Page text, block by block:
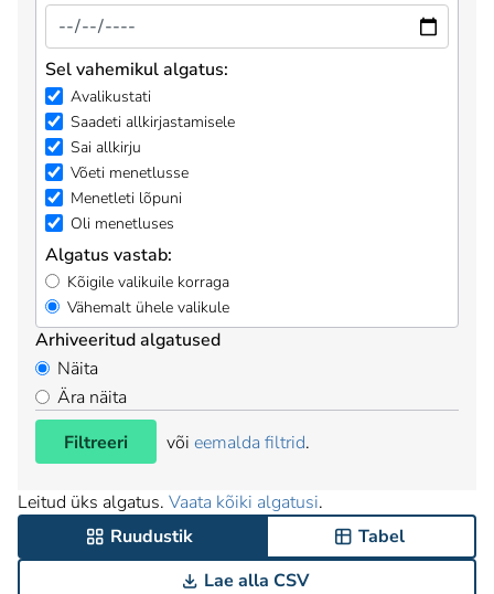
Sel vahemikul algatus:
Avalikustati
Saadeti allkirjastamisele
Sai allkirju
Võeti menetlusse
Menetleti lõpuni
Oli menetluses
Algatus vastab:
Kõigile valikuile korraga
Vähemalt ühele valikule
Arhiveeritud algatused
Näita
Ära näita
Filtreeri
või eemalda filtrid.
Leitud üks algatus. Vaata kõiki algatusi.
Ruudustik
Tabel
Lae alla CSV